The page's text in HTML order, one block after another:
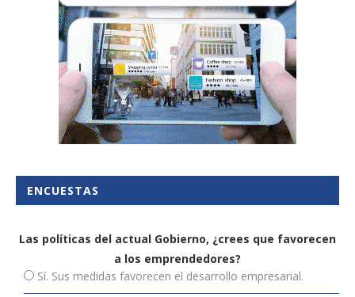
ENCUESTAS
Las políticas del actual Gobierno, ¿crees que favorecen
a los emprendedores?
Sí. Sus medidas favorecen el desarrollo empresarial.